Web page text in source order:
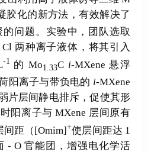
胶化的新方法，有效解决了
的问题。实验中，团队选取
两种离子液体，将其引入
-1 的 Mo1.33C i-MXene 悬浮
阳离子与带负电的 i-MXene
片层间静电排斥，促使其形
阳离子与 MXene 层间原有
间距（[Omim]+使层间距达 1
- O 官能团，增强电化学活